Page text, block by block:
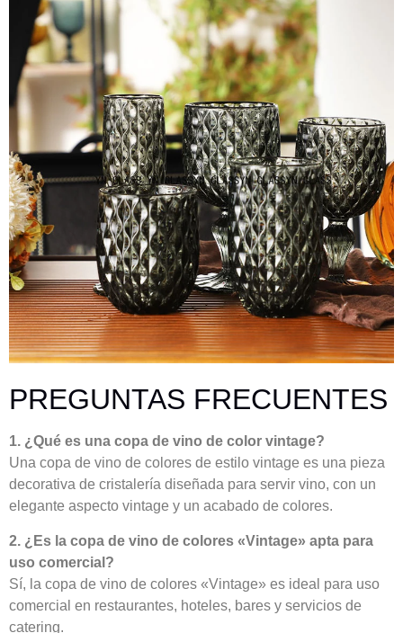
PREGUNTAS FRECUENTES
1. ¿Qué es una copa de vino de color vintage?
Una copa de vino de colores de estilo vintage es una pieza
decorativa de cristalería diseñada para servir vino, con un
elegante aspecto vintage y un acabado de colores.
2. ¿Es la copa de vino de colores «Vintage» apta para
uso comercial?
Sí, la copa de vino de colores «Vintage» es ideal para uso
comercial en restaurantes, hoteles, bares y servicios de
catering.